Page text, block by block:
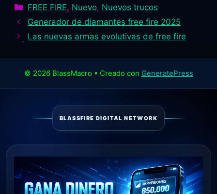
Categorías
FREE FIRE, Nuevo, Nuevos trucos
Generador de diamantes free fire 2025
Las nuevas armas evolutivas de free fire
© 2026 BlassMacro • Creado con GeneratePress
BLASSFIRE DIGITAL NETWORK